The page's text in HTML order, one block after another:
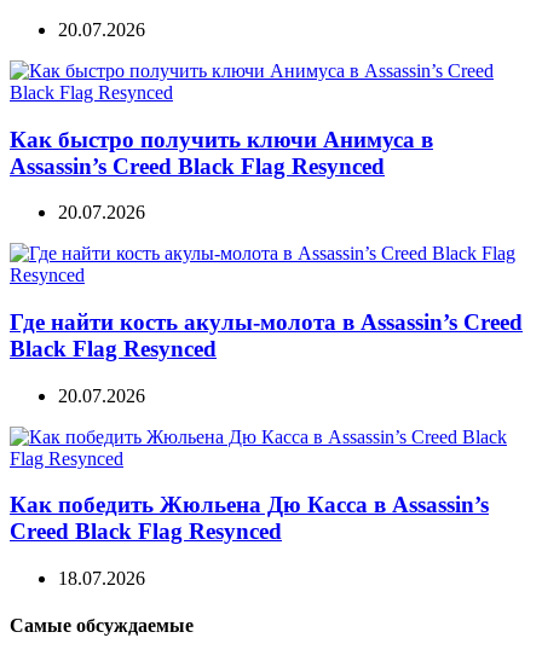
20.07.2026
Как быстро получить ключи Анимуса в
Assassin’s Creed Black Flag Resynced
20.07.2026
Где найти кость акулы-молота в Assassin’s Creed
Black Flag Resynced
20.07.2026
Как победить Жюльена Дю Касса в Assassin’s
Creed Black Flag Resynced
18.07.2026
Самые обсуждаемые